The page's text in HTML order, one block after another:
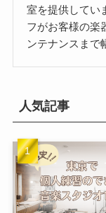
室を提供してい
フがお客様の楽
ンテナンスまで
人気記事